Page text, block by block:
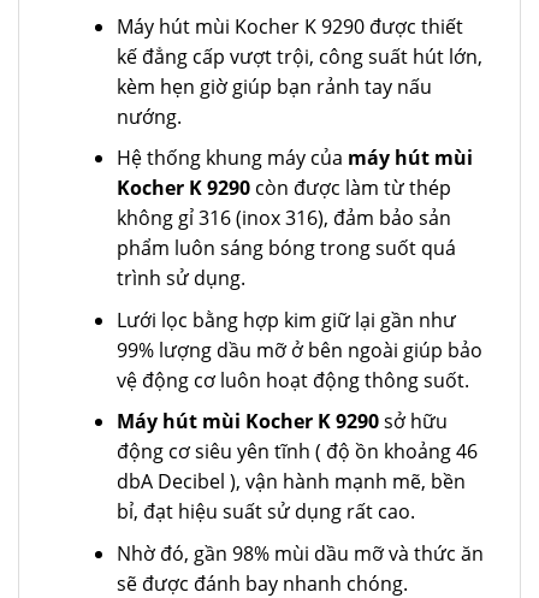
Máy hút mùi Kocher K 9290 được thiết
kế đẳng cấp vượt trội, công suất hút lớn,
kèm hẹn giờ giúp bạn rảnh tay nấu
nướng.
Hệ thống khung máy của máy hút mùi
Kocher K 9290còn được làm từ thép
không gỉ 316 (inox 316), đảm bảo sản
phẩm luôn sáng bóng trong suốt quá
trình sử dụng.
Lưới lọc bằng hợp kim giữ lại gần như
99% lượng dầu mỡ ở bên ngoài giúp bảo
vệ động cơ luôn hoạt động thông suốt.
Máy hút mùi Kocher K 9290sở hữu
động cơ siêu yên tĩnh ( độ ồn khoảng 46
dbA Decibel ), vận hành mạnh mẽ, bền
bỉ, đạt hiệu suất sử dụng rất cao.
Nhờ đó, gần 98% mùi dầu mỡ và thức ăn
sẽ được đánh bay nhanh chóng.